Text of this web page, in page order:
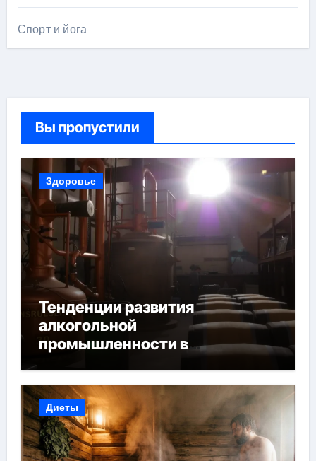
Спорт и йога
Вы пропустили
Здоровье
Тенденции развития
алкогольной
промышленности в
Диеты